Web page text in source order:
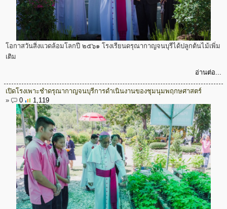
โอกาสวันสิ่งแวดล้อมโลกปี ๒๕๖๑ โรงเรียนดรุณากาญจนบุรีได้ปลูกต้นไม้เพิ่ม
เติม
อ่านต่อ...
เปิดโรงเพาะชำดรุณากาญจนบุรีการดำเนินงานของชุมนุมพฤกษศาสตร์
»
0 1,119